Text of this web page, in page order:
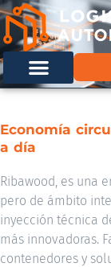
Economía
a día
Ribawood, es una
pero de ámbito
inyección técnica
más innovadoras.
contenedores y